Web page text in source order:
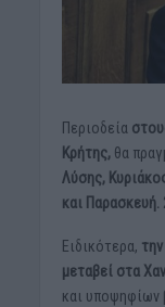
Περιοδεία
Κρήτης,θα
Λύσης,
και Παρασκευή.
Ειδικότερα,
μεταβεί στα
και υποψηφίων